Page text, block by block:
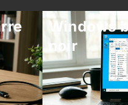
Windows
noir